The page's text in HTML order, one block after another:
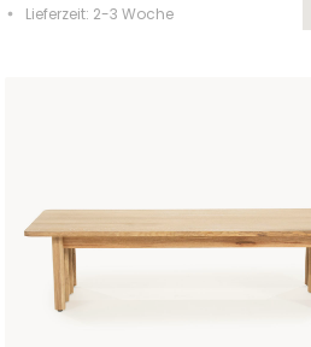
Lieferzeit: 2-3 Woche